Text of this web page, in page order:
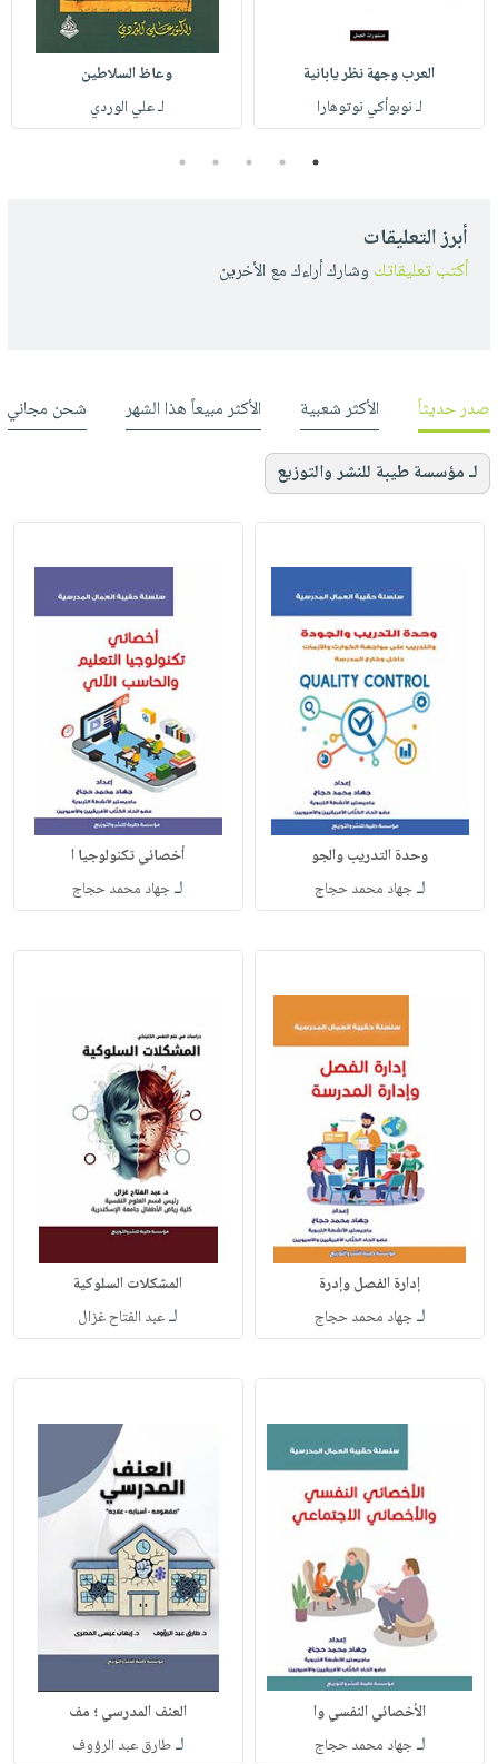
العرب وجهة نظر يابانية
لـ نوبوأكي نوتوهارا
وعاظ السلاطين
لـ علي الوردي
1
2
3
4
5
أبرز التعليقات
أكتب تعليقاتك وشارك أراءك مع الأخرين
صدر حديثاً الأكثر شعبية الأكثر مبيعاً هذا الشهر شحن مجاني
لـ مؤسسة طيبة للنشر والتوزيع
وحدة التدريب والجو
لـجهاد محمد حجاج
أخصائي تكنولوجيا ا
لـجهاد محمد حجاج
إدارة الفصل وإدرة
لـجهاد محمد حجاج
المشكلات السلوكية
لـعبد الفتاح غزال
الأخصائي النفسي وا
لـجهاد محمد حجاج
العنف المدرسي ؛ مف
لـطارق عبد الرؤوف